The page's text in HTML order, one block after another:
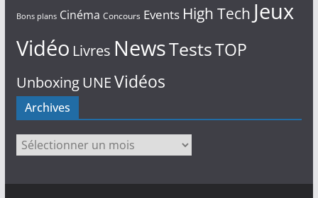
Bons plans Cinéma Concours Events High Tech Jeux
Vidéo Livres NewsTestsTOP
UnboxingUNEVidéos
Archives
Archives